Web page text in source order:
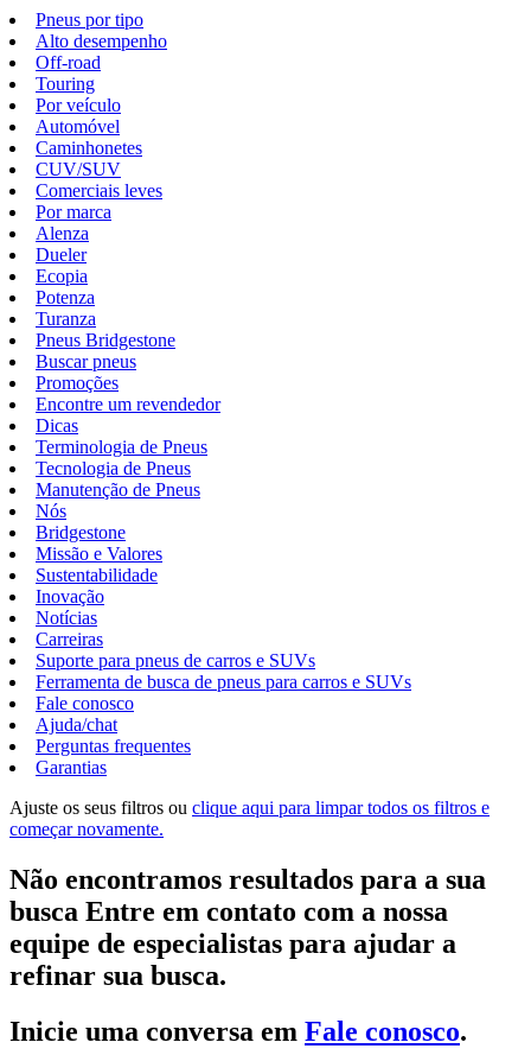
Pneus por tipo
Alto desempenho
Off-road
Touring
Por veículo
Automóvel
Caminhonetes
CUV/SUV
Comerciais leves
Por marca
Alenza
Dueler
Ecopia
Potenza
Turanza
Pneus Bridgestone
Buscar pneus
Promoções
Encontre um revendedor
Dicas
Terminologia de Pneus
Tecnologia de Pneus
Manutenção de Pneus
Nós
Bridgestone
Missão e Valores
Sustentabilidade
Inovação
Notícias
Carreiras
Suporte para pneus de carros e SUVs
Ferramenta de busca de pneus para carros e SUVs
Fale conosco
Ajuda/chat
Perguntas frequentes
Garantias
Ajuste os seus filtros ou clique aqui para limpar todos os filtros e
começar novamente.
Não encontramos resultados para a sua
busca Entre em contato com a nossa
equipe de especialistas para ajudar a
refinar sua busca.
Inicie uma conversa em Fale conosco.